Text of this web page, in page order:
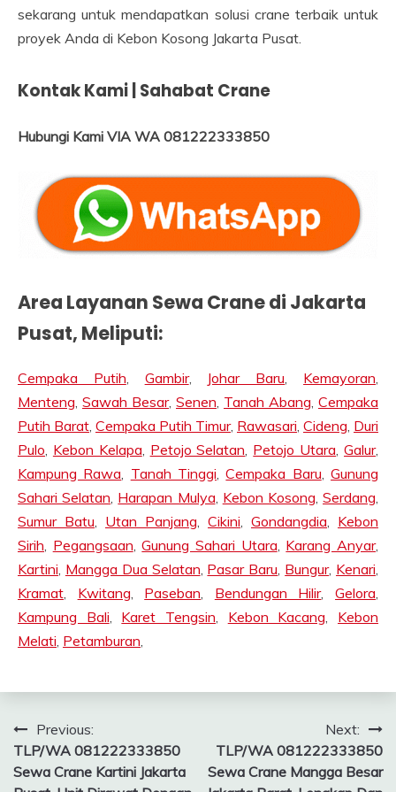
sekarang untuk mendapatkan solusi crane terbaik untuk
proyek Anda di Kebon Kosong Jakarta Pusat.
Kontak Kami | Sahabat Crane
Hubungi Kami VIA WA 081222333850
Area Layanan Sewa Crane di Jakarta
Pusat, Meliputi:
Cempaka Putih, Gambir, Johar Baru, Kemayoran,
Menteng, Sawah Besar, Senen, Tanah Abang, Cempaka
Putih Barat, Cempaka Putih Timur, Rawasari, Cideng, Duri
Pulo, Kebon Kelapa, Petojo Selatan, Petojo Utara,Galur,
Kampung Rawa, Tanah Tinggi,Cempaka Baru,Gunung
Sahari Selatan, Harapan Mulya, Kebon Kosong,Serdang,
Sumur Batu, Utan Panjang, Cikini, Gondangdia, Kebon
Sirih, Pegangsaan,Gunung Sahari Utara, Karang Anyar,
Kartini, Mangga Dua Selatan, Pasar Baru, Bungur, Kenari,
Kramat, Kwitang, Paseban, Bendungan Hilir,Gelora,
Kampung Bali, Karet Tengsin, Kebon Kacang, Kebon
Melati, Petamburan,
Post
navigation
Previous:
TLP/WA 081222333850
Sewa Crane Kartini Jakarta
Next:
TLP/WA 081222333850
Sewa Crane Mangga Besar